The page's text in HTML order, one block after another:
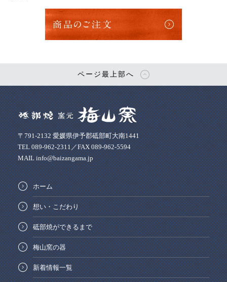
商品のご注文
ページ最上部へ
〒791-2132 愛媛県伊予郡砥部町大南1441
TEL 089-962-2311／FAX 089-962-5594
MAIL info@baizangama.jp
ホーム
想い・こだわり
砥部焼ができるまで
梅山窯の器
新着情報一覧